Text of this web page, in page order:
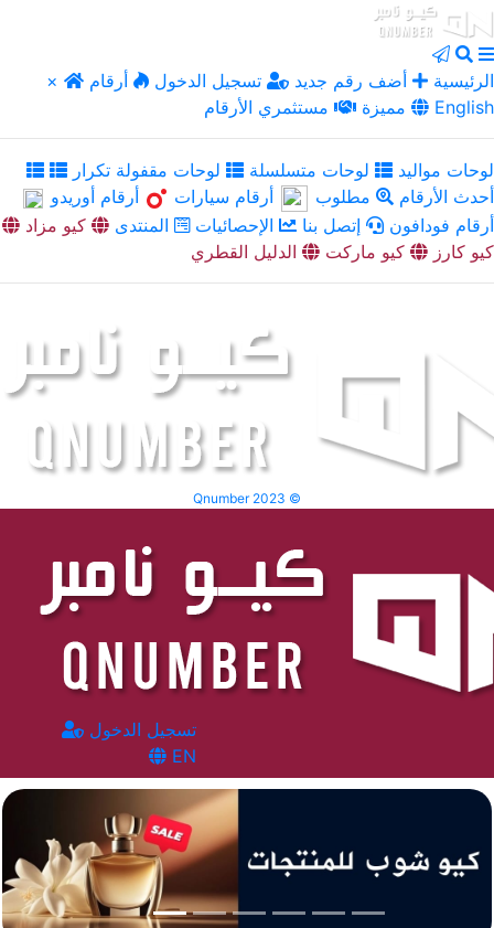
× الرئيسية أضف رقم جديد تسجيل الدخول
أرقام
مميزة
مستثمري الأرقام English
لوحات مواليد لوحات متسلسلة
لوحات مقفولة تكرار
أحدث الأرقام
مطلوب أرقام سيارات
أرقام أوريدو
أرقام فودافون
إتصل بنا الإحصائيات المنتدى
كيو مزاد
كيو كارز
كيو ماركت الدليل القطري
Qnumber 2023 ©
تسجيل الدخول
EN